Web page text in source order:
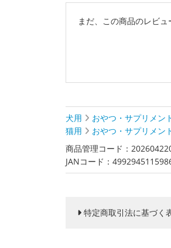
まだ、この商品のレビュ
犬用 おやつ・サプリメン
猫用
おやつ・サプリメン
商品管理コード：
JANコード：
特定商取引法に基づく